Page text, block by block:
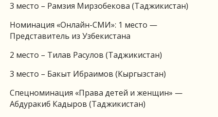
3 место – Рамзия Мирзобекова (Таджикистан)
Номинация «Онлайн-СМИ»: 1 место —
Представитель из Узбекистана
2 место – Тилав Расулов (Таджикистан)
3 место – Бакыт Ибраимов (Кыргызстан)
Спецноминация «Права детей и женщин» —
Абдуракиб Кадыров (Таджикистан)